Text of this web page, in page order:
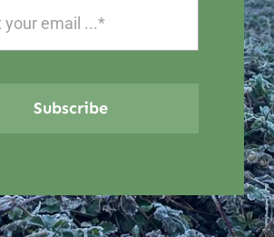
Subscribe